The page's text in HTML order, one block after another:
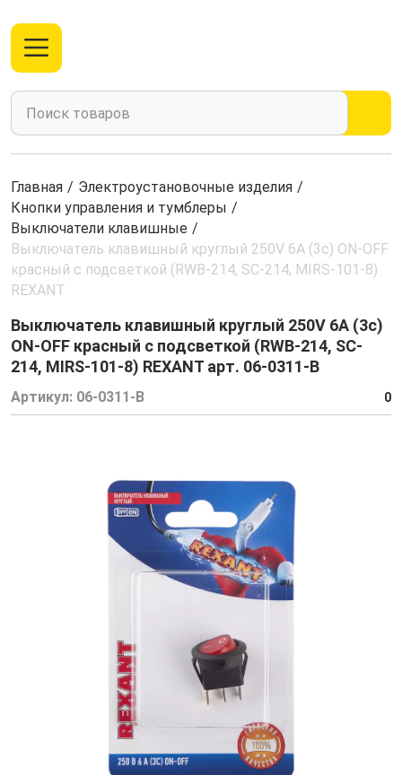
Главная / Электроустановочные изделия /
Кнопки управления и тумблеры /
Выключатели клавишные /
Выключатель клавишный круглый 250V 6А (3с) ON-OFF
красный с подсветкой (RWB-214, SC-214, MIRS-101-8)
REXANT
Выключатель клавишный круглый 250V 6А (3с)
ON-OFF красный с подсветкой (RWB-214, SC-
214, MIRS-101-8) REXANT арт. 06-0311-B
Артикул: 06-0311-B 0